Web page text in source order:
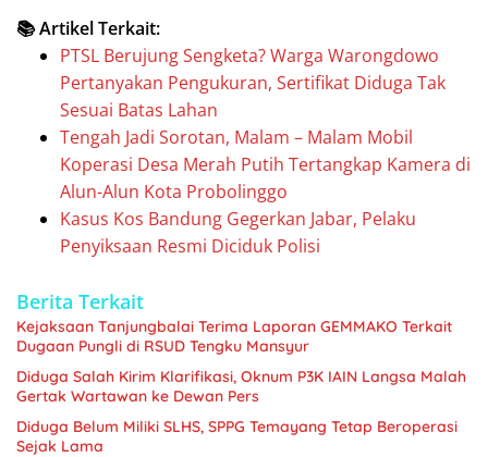
📚 Artikel Terkait:
PTSL Berujung Sengketa? Warga Warongdowo
Pertanyakan Pengukuran, Sertifikat Diduga Tak
Sesuai Batas Lahan
Tengah Jadi Sorotan, Malam – Malam Mobil
Koperasi Desa Merah Putih Tertangkap Kamera di
Alun-Alun Kota Probolinggo
Kasus Kos Bandung Gegerkan Jabar, Pelaku
Penyiksaan Resmi Diciduk Polisi
Berita Terkait
Kejaksaan Tanjungbalai Terima Laporan GEMMAKO Terkait
Dugaan Pungli di RSUD Tengku Mansyur
Diduga Salah Kirim Klarifikasi, Oknum P3K IAIN Langsa Malah
Gertak Wartawan ke Dewan Pers
Diduga Belum Miliki SLHS, SPPG Temayang Tetap Beroperasi
Sejak Lama